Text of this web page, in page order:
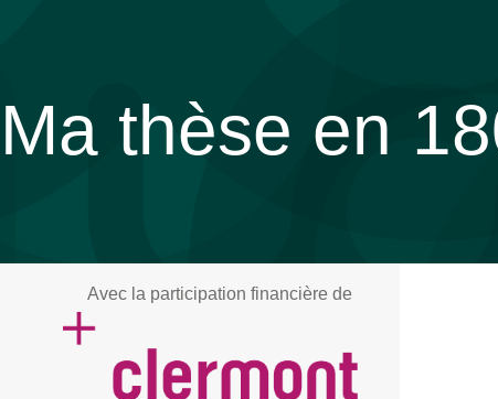
Ma thèse en
Avec la participation financière de